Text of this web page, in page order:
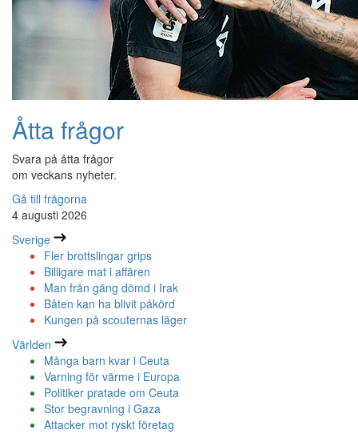
Åtta frågor
Svara på åtta frågor
om veckans nyheter.
Gå till frågorna
4 augusti 2026
Sverige
Fler brottslingar grips
Billigare mat i affären
Man från gäng dömd i Irak
Båten kan ha blivit påkörd
Kungen på scouternas läger
Världen
Många barn kvar i Ceuta
Varning för värme i Europa
Politiker pratade om Ceuta
Stor begravning i Gaza
Attacker mot ryskt företag